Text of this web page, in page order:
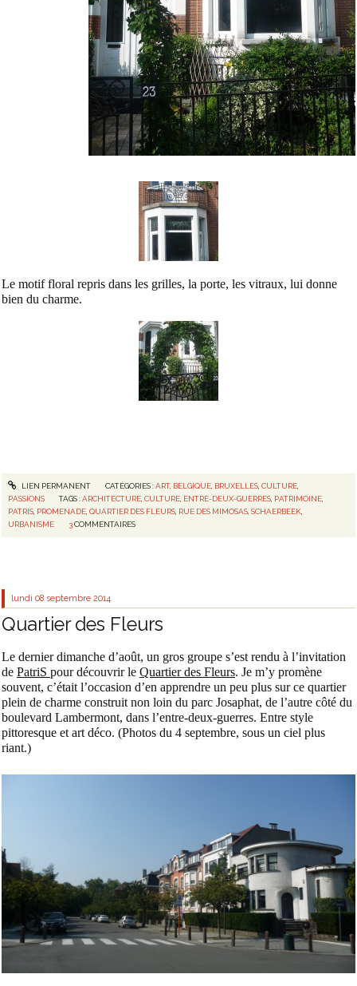
Le motif floral repris dans les grilles, la porte, les vitraux, lui donne
bien du charme.
LIEN PERMANENT CATÉGORIES :ART, BELGIQUE, BRUXELLES, CULTURE,
PASSIONS
TAGS :ARCHITECTURE ,CULTURE ENTRE-DEUX-GUERRES PATRIMOINE
PATRIS PROMENADE ,QUARTIER DES FLEURS RUE DES MIMOSAS ,SCHAERBEEK
URBANISME
3 COMMENTAIRES
lundi 08 septembre 2014
Quartier des Fleurs
Le dernier dimanche d’août, un gros groupe s’est rendu à l’invitation
de PatriS pour découvrir le Quartier des Fleurs. Je m’y promène
souvent, c’était l’occasion d’en apprendre un peu plus sur ce quartier
plein de charme construit non loin du parc Josaphat, de l’autre côté du
boulevard Lambermont, dans l’entre-deux-guerres. Entre style
pittoresque et art déco. (Photos du 4 septembre, sous un ciel plus
riant.)